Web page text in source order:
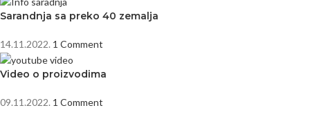
Sarandnja sa preko 40 zemalja
14.11.2022. 1 Comment
Video o proizvodima
09.11.2022. 1 Comment